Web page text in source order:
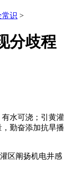
常识 >
分歧程
水可浇；引黄灌
勤奋添加抗旱播
区阐扬机电井感